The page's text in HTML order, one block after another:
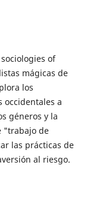
of
mágicas de
los
occidentales a
géneros y la
"trabajo de
las prácticas de
al riesgo.